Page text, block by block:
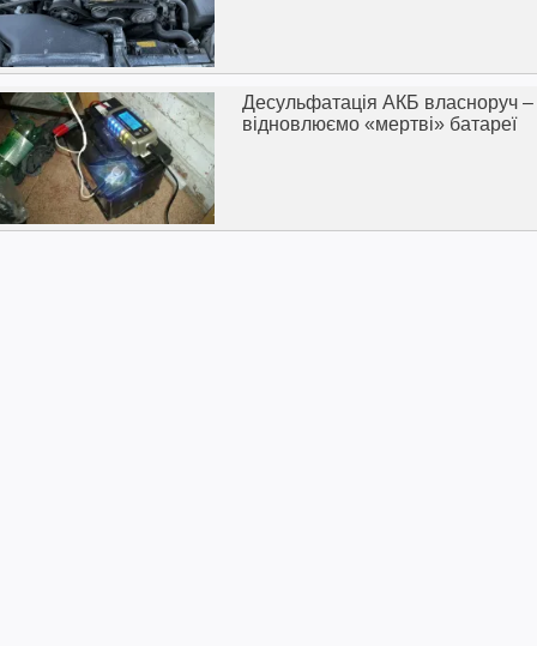
Десульфатація АКБ власноруч –
відновлюємо «мертві» батареї